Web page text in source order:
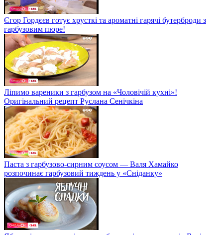
Єгор Гордєєв готує хрусткі та ароматні гарячі бутерброди з
гарбузовим пюре!
Ліпимо вареники з гарбузом на «Чоловічій кухні»!
Оригінальний рецепт Руслана Сенічкіна
Паста з гарбузово-сирним соусом — Валя Хамайко
розпочинає гарбузовий тиждень у «Сніданку»